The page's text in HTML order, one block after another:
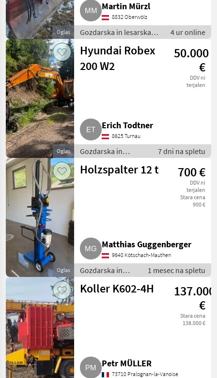
Oglas
Martin Mürzl
8832 Oberwölz
Gozdarska in lesarska
mehanizacija /
Gozdarski vitli
4 ur online
Oglas
Hyundai Robex
200 W2
50.000
€
DDV ni
terjalen
Erich Todtner
8625 Turnau
Gozdarska in
lesarska
mehanizacija / Druga
7 dni na spletu
Oglas
Holzspalter 12 t 700 €
DDV ni
terjalen
Stara cena
900 €
Matthias Guggenberger
9640 Kötschach-Mauthen
Gozdarska in
lesarska
mehanizacija /
1 mesec na spletu
Koller K602-4H
137.000
€
Stara cena
138.000 €
Petr MÜLLER
73710 Pralognan-la-Vanoise